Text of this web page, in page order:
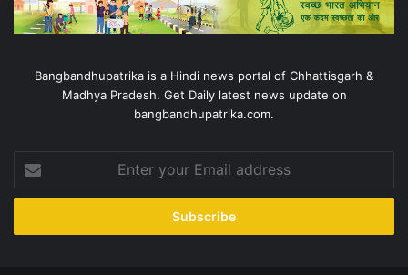
Bangbandhupatrika is a Hindi news portal of Chhattisgarh &
Madhya Pradesh. Get Daily latest news update on
bangbandhupatrika.com.
your
Email